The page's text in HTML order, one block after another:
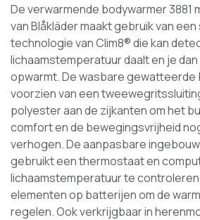
De verwarmende bodywarmer 3881
van Blåkläder maakt gebruik van
technologie van Clim8® die kan
lichaamstemperatuur daalt en je
opwarmt. De wasbare gewatteerde
voorzien van een
polyester aan de zijkanten om het
comfort en de bewegingsvrijheid
verhogen. De aanpasbare
gebruikt een thermostaat en
lichaamstemperatuur te
elementen op batterijen om de
regelen. Ook verkrijgbaar in